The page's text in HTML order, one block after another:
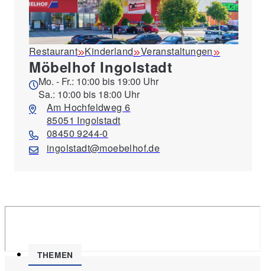
Restaurant Kinderland Veranstaltungen
Möbelhof Ingolstadt
Mo. - Fr.: 10:00 bis 19:00 Uhr
Sa.: 10:00 bis 18:00 Uhr
Am Hochfeldweg 6
85051 Ingolstadt
08450 9244-0
ingolstadt@moebelhof.de
THEMEN